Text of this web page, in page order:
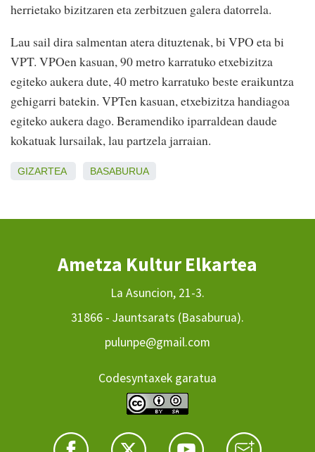
herrietako bizitzaren eta zerbitzuen galera datorrela.
Lau sail dira salmentan atera dituztenak, bi VPO eta bi
VPT. VPOen kasuan, 90 metro karratuko etxebizitza
egiteko aukera dute, 40 metro karratuko beste eraikuntza
gehigarri batekin. VPTen kasuan, etxebizitza handiagoa
egiteko aukera dago. Beramendiko iparraldean daude
kokatuak lursailak, lau partzela jarraian.
GIZARTEA BASABURUA
Ametza Kultur Elkartea
La Asuncion, 21-3.
31866 - Jauntsarats (Basaburua).
pulunpe@gmail.com
Codesyntaxek garatua